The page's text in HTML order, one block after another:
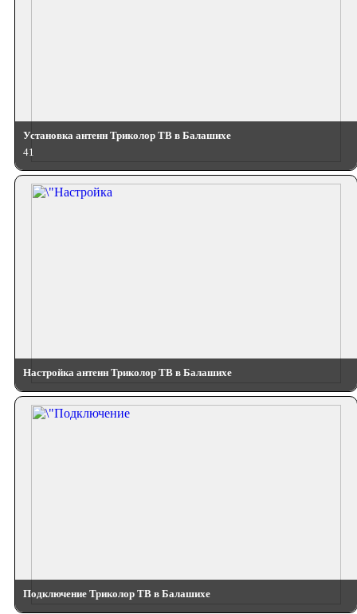
Установка антенн Триколор ТВ в Балашихе
41
Настройка антенн Триколор ТВ в Балашихе
Подключение Триколор ТВ в Балашихе